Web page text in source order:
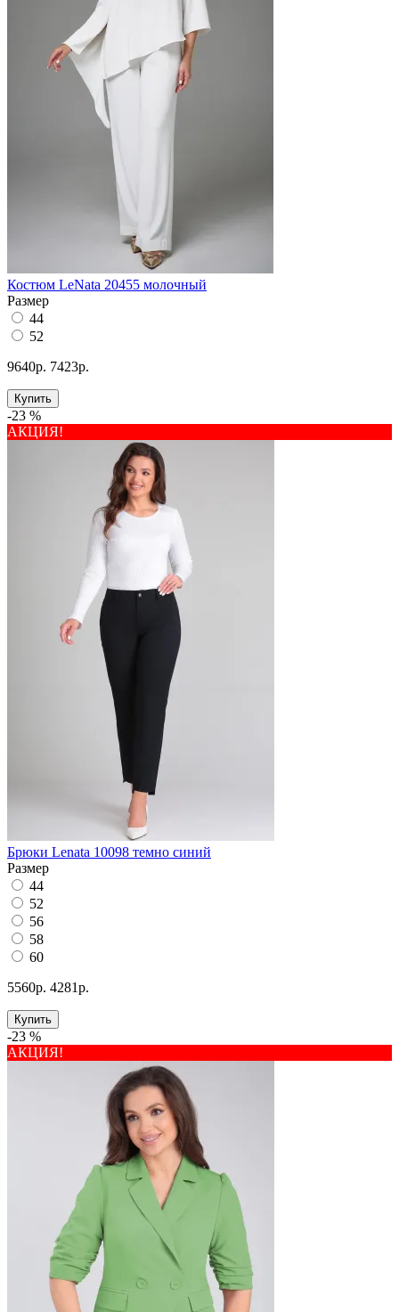
Костюм LeNata 20455 молочный
Размер
44
52
9640р. 7423р.
Купить
-23 %
АКЦИЯ!
Брюки Lenata 10098 темно синий
Размер
44
52
56
58
60
5560р. 4281р.
Купить
-23 %
АКЦИЯ!